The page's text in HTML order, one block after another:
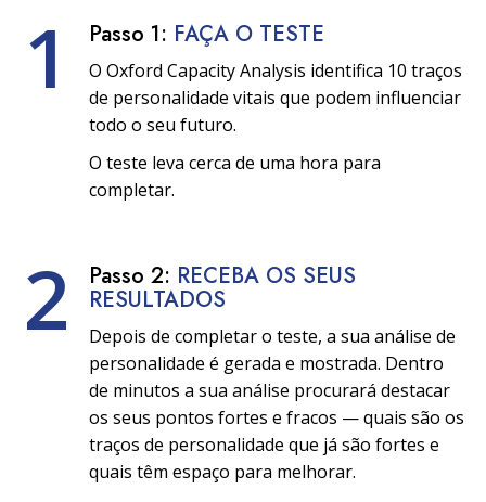
1 Passo 1: FAÇA O TESTE
O Oxford Capacity Analysis identifica 10 traços
de personalidade vitais que podem influenciar
todo o seu futuro.
O teste leva cerca de uma hora para
completar.
2 Passo 2: RECEBA OS SEUS
RESULTADOS
Depois de completar o teste, a sua análise de
personalidade é gerada e mostrada. Dentro
de minutos a sua análise procurará destacar
os seus pontos fortes e fracos — quais são os
traços de personalidade que já são fortes e
quais têm espaço para melhorar.